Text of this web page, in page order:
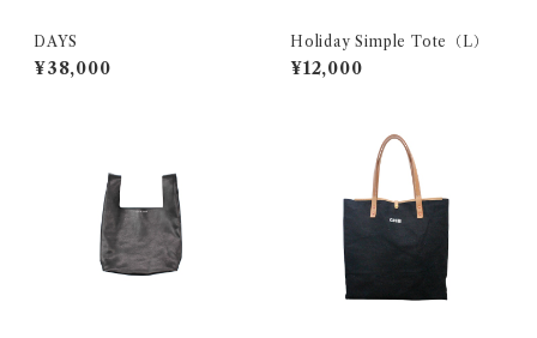
DAYS
¥38,000
Holiday Simple Tote（L）
¥12,000